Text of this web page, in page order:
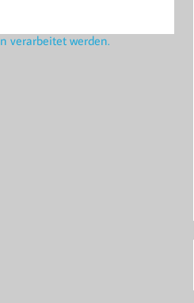
verarbeitet werden.